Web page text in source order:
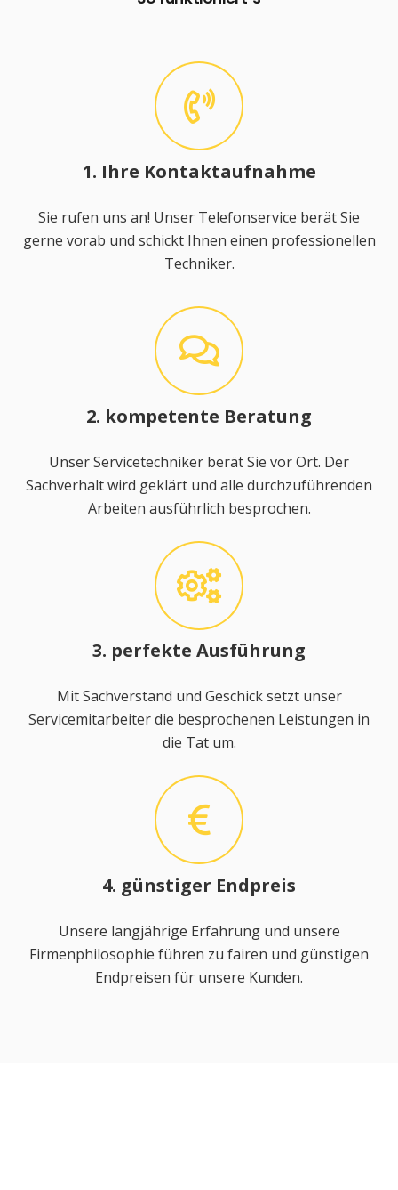
1. Ihre Kontaktaufnahme
Sie rufen uns an! Unser Telefonservice berät Sie
gerne vorab und schickt Ihnen einen professionellen
Techniker.
2. kompetente Beratung
Unser Servicetechniker berät Sie vor Ort. Der
Sachverhalt wird geklärt und alle durchzuführenden
Arbeiten ausführlich besprochen.
3. perfekte Ausführung
Mit Sachverstand und Geschick setzt unser
Servicemitarbeiter die besprochenen Leistungen in
die Tat um.
4. günstiger Endpreis
Unsere langjährige Erfahrung und unsere
Firmenphilosophie führen zu fairen und günstigen
Endpreisen für unsere Kunden.